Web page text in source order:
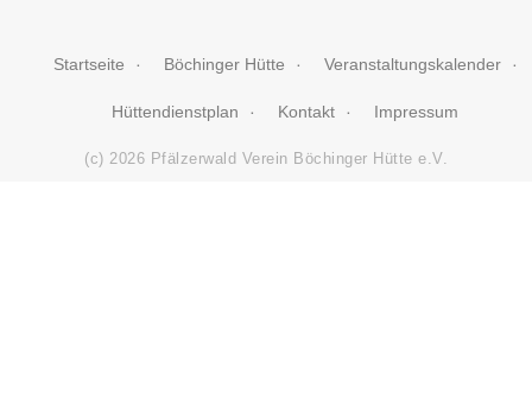
Startseite Böchinger Hütte Veranstaltungskalender
Hüttendienstplan Kontakt Impressum
(c) 2026 Pfälzerwald Verein Böchinger Hütte e.V.